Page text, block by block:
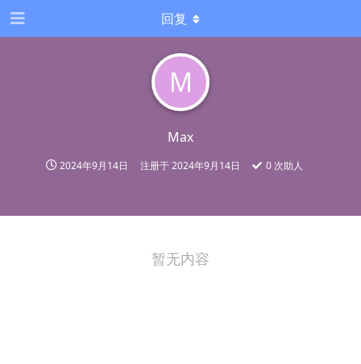
M
Max
2024年9月14日 注册于2024年9月14日 0 次助人
回复
暂无内容